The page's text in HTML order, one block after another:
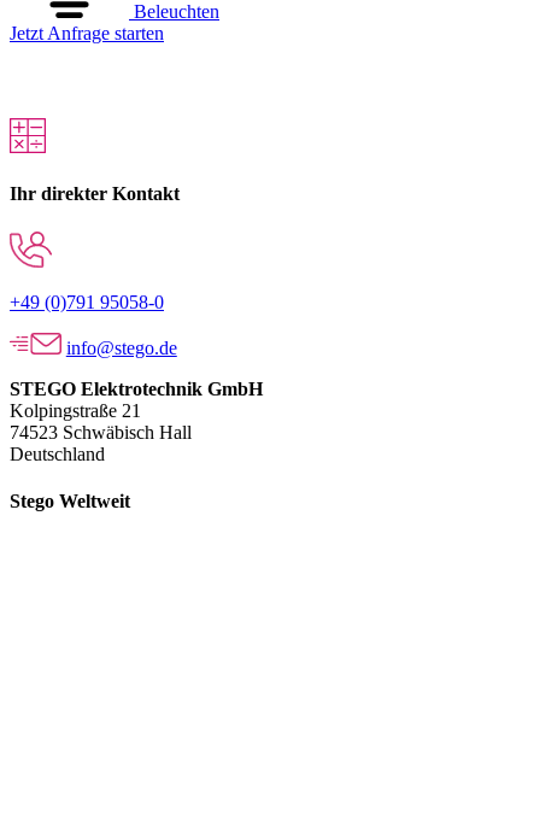
Beleuchten
Jetzt Anfrage starten
Ihr direkter Kontakt
+49 (0)791 95058-0
info@stego.de
STEGO Elektrotechnik GmbH
Kolpingstraße 21
74523 Schwäbisch Hall
Deutschland
Stego Weltweit